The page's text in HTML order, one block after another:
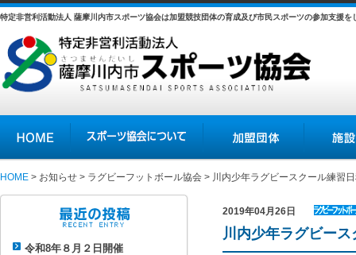
特定非営利活動法人 薩摩川内市スポーツ協会は加盟競技団体の育成及び市民スポーツの参加支援を
スポーツ協会について 加盟団体 施設の紹介
HOME > お知らせ > ラグビーフットボール協会 > 川内少年ラグビースクール練習
令和8年８月２日開催
2019年04月26日
ラグビー
フットボ
川内少年ラグビー